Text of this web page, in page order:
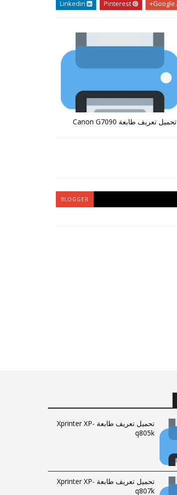
تحميل تعريف طابعة Canon G7090
BLOGGER
تحميل تعريف طابعة Xprinter XP-
q805k
تحميل تعريف طابعة Xprinter XP-
q807k